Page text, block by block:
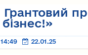
Грантовий
бізнес!»
14:49 22.01.25